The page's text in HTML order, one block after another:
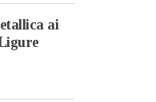
ai